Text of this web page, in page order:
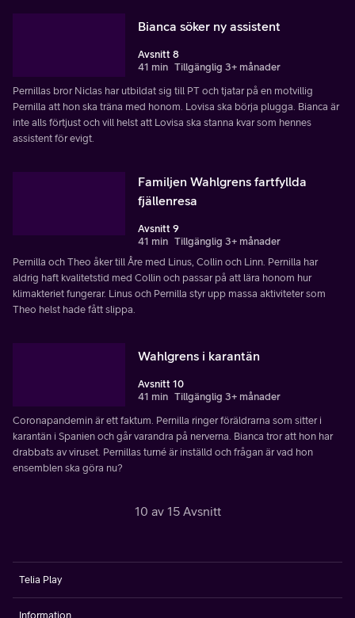
Bianca söker ny assistent
Avsnitt 8
41 min Tillgänglig 3+ månader
Pernillas bror Niclas har utbildat sig till PT och tjatar på en motvillig
Pernilla att hon ska träna med honom. Lovisa ska börja plugga. Bianca är
inte alls förtjust och vill helst att Lovisa ska stanna kvar som hennes
assistent för evigt.
Familjen Wahlgrens fartfyllda
fjällenresa
Avsnitt 9
41 min Tillgänglig 3+ månader
Pernilla och Theo åker till Åre med Linus, Collin och Linn. Pernilla har
aldrig haft kvalitetstid med Collin och passar på att lära honom hur
klimakteriet fungerar. Linus och Pernilla styr upp massa aktiviteter som
Theo helst hade fått slippa.
Wahlgrens i karantän
Avsnitt 10
41 min Tillgänglig 3+ månader
Coronapandemin är ett faktum. Pernilla ringer föräldrarna som sitter i
karantän i Spanien och går varandra på nerverna. Bianca tror att hon har
drabbats av viruset. Pernillas turné är inställd och frågan är vad hon
ensemblen ska göra nu?
10 av 15 Avsnitt
Telia Play
Information